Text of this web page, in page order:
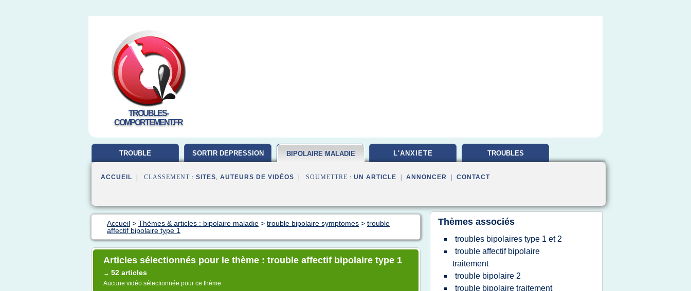
TROUBLES-
COMPORTEMENT.FR
TROUBLE SORTIR DEPRESSION BIPOLAIRE MALADIE L'ANXIETE TROUBLES
ACCUEIL | CLASSEMENT : SITES, AUTEURS DE VIDÉOS | SOUMETTRE : UN ARTICLE ANNONCER CONTACT
Accueil > Thèmes & articles : bipolaire maladie > trouble bipolaire symptomes > trouble
affectif bipolaire type 1
Articles sélectionnés pour le thème : trouble affectif bipolaire type 1
→ 52 articles
Aucune vidéo sélectionnée pour ce thème
Thèmes associés
troubles bipolaires type 1 et 2
trouble affectif bipolaire
traitement
trouble bipolaire 2
trouble bipolaire traitement